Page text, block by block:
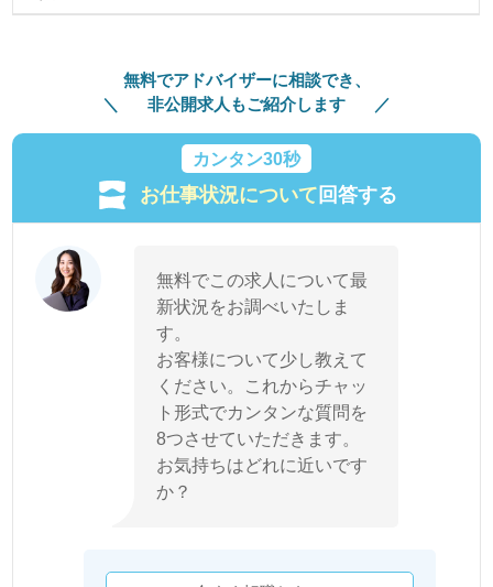
無料でアドバイザーに相談でき、
非公開求人もご紹介します
カンタン30秒
お仕事状況について回答する
無料でこの求人について最
新状況をお調べいたしま
す。
お客様について少し教えて
ください。これからチャッ
ト形式でカンタンな質問を
8つさせていただきます。
お気持ちはどれに近いです
か？